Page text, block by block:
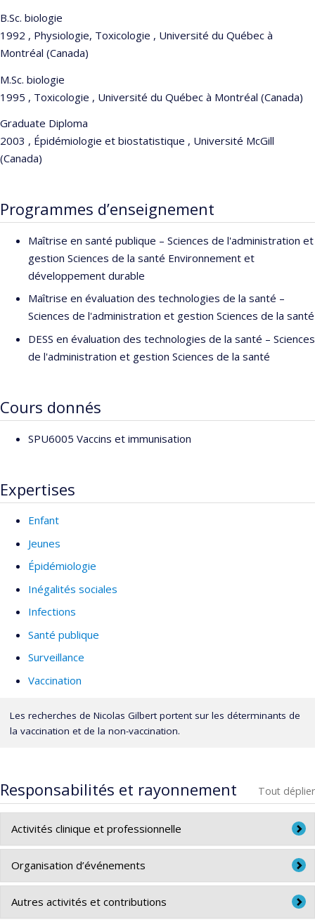
B.Sc. biologie
1992 , Physiologie, Toxicologie , Université du Québec à
Montréal (Canada)
M.Sc. biologie
1995 , Toxicologie , Université du Québec à Montréal (Canada)
Graduate Diploma
2003 , Épidémiologie et biostatistique , Université McGill
(Canada)
Programmes d’enseignement
Maîtrise en santé publique – Sciences de l'administration et
gestion Sciences de la santé Environnement et
développement durable
Maîtrise en évaluation des technologies de la santé –
Sciences de l'administration et gestion Sciences de la santé
DESS en évaluation des technologies de la santé – Sciences
de l'administration et gestion Sciences de la santé
Cours donnés
SPU6005 Vaccins et immunisation
Expertises
Enfant
Jeunes
Épidémiologie
Inégalités sociales
Infections
Santé publique
Surveillance
Vaccination
Les recherches de Nicolas Gilbert portent sur les déterminants de
la vaccination et de la non-vaccination.
Responsabilités et rayonnement Tout déplier
Activités clinique et professionnelle
Gestionnaire, Section des couvertures vaccinales,
de la santé publique du Canada
Organisation d’événements
Co-responsable de la Journée thématique
Le sommeil
sécuritaire des nourrissons: de la connaissance au
Autres activités et contributions